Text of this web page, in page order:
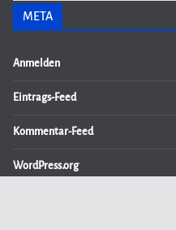
META
Anmelden
Eintrags-Feed
Kommentar-Feed
WordPress.org